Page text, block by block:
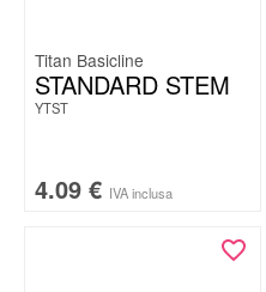
Titan Basicline
STANDARD STEM
YTST
4.09 € IVA inclusa